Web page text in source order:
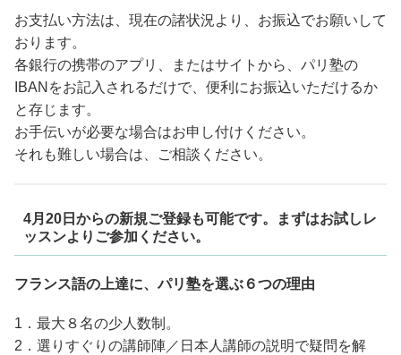
お支払い方法は、現在の諸状況より、お振込でお願いして
おります。
各銀行の携帯のアプリ、またはサイトから、パリ塾の
IBANをお記入されるだけで、便利にお振込いただけるか
と存じます。
お手伝いが必要な場合はお申し付けください。
それも難しい場合は、ご相談ください。
4月20日からの新規ご登録も可能です。まずはお試しレ
ッスンよりご参加ください。
フランス語の上達に、パリ塾を選ぶ６つの理由
1．最大８名の少人数制。
2．選りすぐりの講師陣／日本人講師の説明で疑問を解